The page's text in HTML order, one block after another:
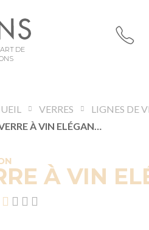
DE
VERRES
LIGNES DE
VERRE À VIN ELÉGANCE 19 CL
À VIN